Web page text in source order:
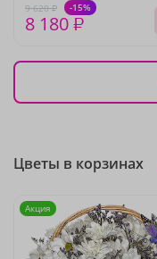
9 620 ₽ -15%
8 180 ₽
Цветы в корзинах
Акция